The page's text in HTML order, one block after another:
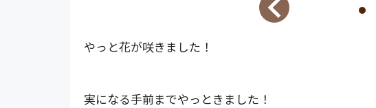
やっと花が咲きました！
実になる手前までやっときました！